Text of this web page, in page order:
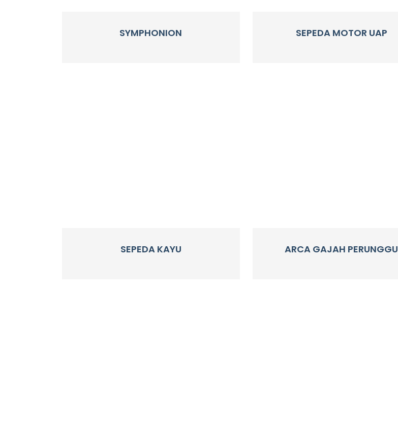
SYMPHONION SEPEDA MOTOR UAP
SEPEDA KAYU ARCA GAJAH PERUNGGU